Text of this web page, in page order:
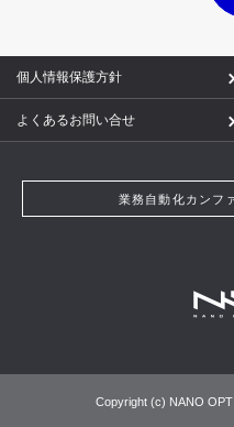
個人情報保護方針
よくあるお問い合せ
業務自動化カンフ
Copyright (c) NANO